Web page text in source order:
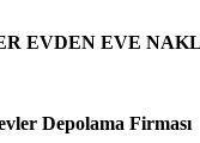
EVDEN EVE
Depolama Firması